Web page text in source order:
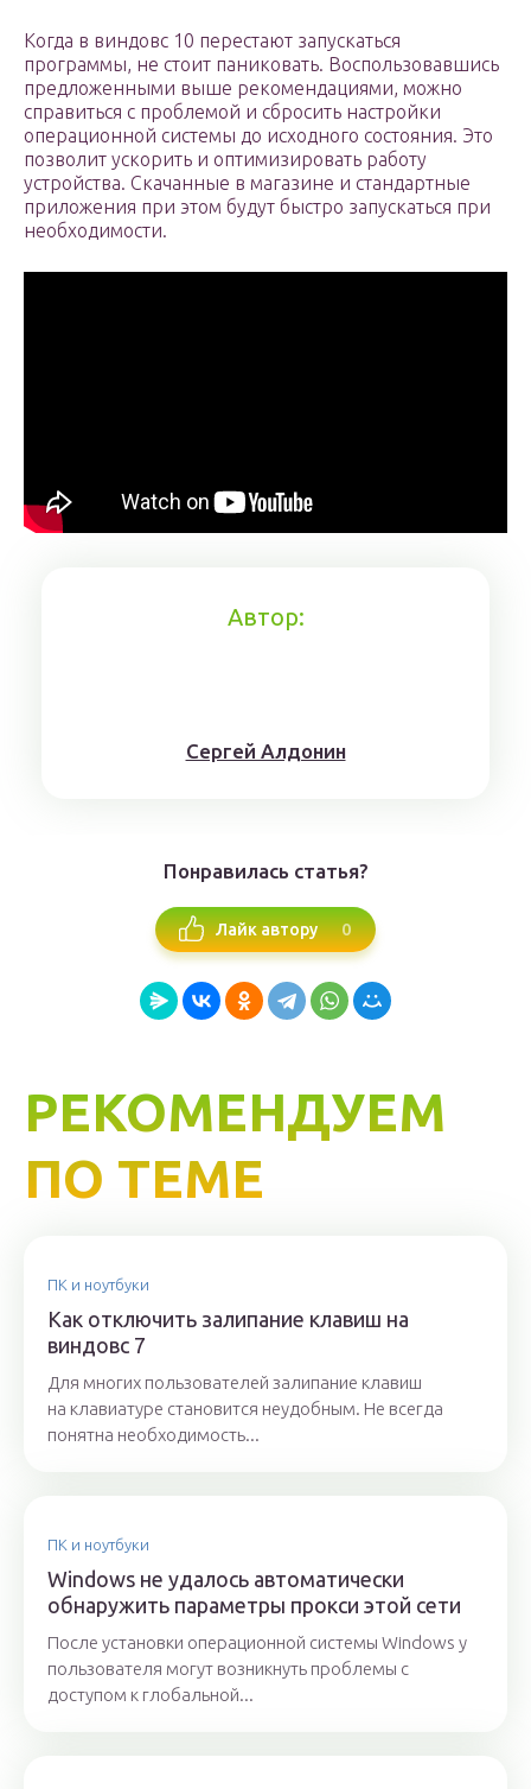
Когда в виндовс 10 перестают запускаться
программы, не стоит паниковать. Воспользовавшись
предложенными выше рекомендациями, можно
справиться с проблемой и сбросить настройки
операционной системы до исходного состояния. Это
позволит ускорить и оптимизировать работу
устройства. Скачанные в магазине и стандартные
приложения при этом будут быстро запускаться при
необходимости.
Автор:
Сергей Алдонин
Понравилась статья?
Лайк автору 0
РЕКОМЕНДУЕМ
ПО ТЕМЕ
ПК и ноутбуки
Как отключить залипание клавиш на
виндовс 7
Для многих пользователей залипание клавиш
на клавиатуре становится неудобным. Не всегда
понятна необходимость...
ПК и ноутбуки
Windows не удалось автоматически
обнаружить параметры прокси этой сети
После установки операционной системы Windows у
пользователя могут возникнуть проблемы с
доступом к глобальной...